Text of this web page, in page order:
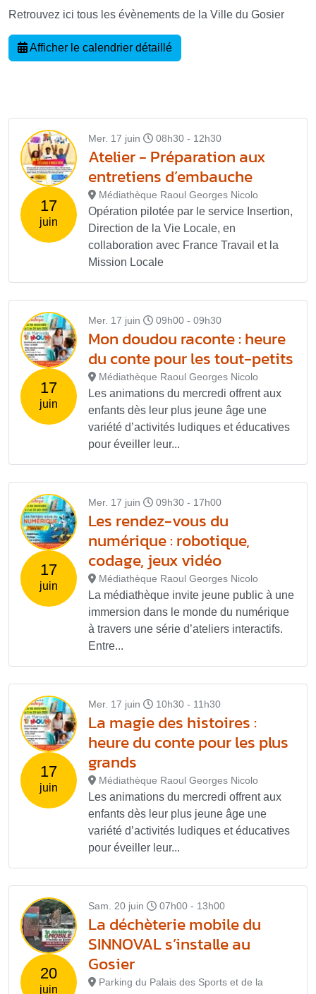
Retrouvez ici tous les évènements de la Ville du Gosier
Afficher le calendrier détaillé
17
juin
Mer. 17 juin 08h30 - 12h30
Atelier - Préparation aux
entretiens d’embauche
Médiathèque Raoul Georges Nicolo
Opération pilotée par le service Insertion,
Direction de la Vie Locale, en
collaboration avec France Travail et la
Mission Locale
17
juin
Mer. 17 juin 09h00 - 09h30
Mon doudou raconte : heure
du conte pour les tout-petits
Médiathèque Raoul Georges Nicolo
Les animations du mercredi offrent aux
enfants dès leur plus jeune âge une
variété d’activités ludiques et éducatives
pour éveiller leur...
17
juin
Mer. 17 juin 09h30 - 17h00
Les rendez-vous du
numérique : robotique,
codage, jeux vidéo
Médiathèque Raoul Georges Nicolo
La médiathèque invite jeune public à une
immersion dans le monde du numérique
à travers une série d’ateliers interactifs.
Entre...
17
juin
Mer. 17 juin 10h30 - 11h30
La magie des histoires :
heure du conte pour les plus
grands
Médiathèque Raoul Georges Nicolo
Les animations du mercredi offrent aux
enfants dès leur plus jeune âge une
variété d’activités ludiques et éducatives
pour éveiller leur...
20
juin
Sam. 20 juin 07h00 - 13h00
La déchèterie mobile du
SINNOVAL s’installe au
Gosier
Parking du Palais des Sports et de la